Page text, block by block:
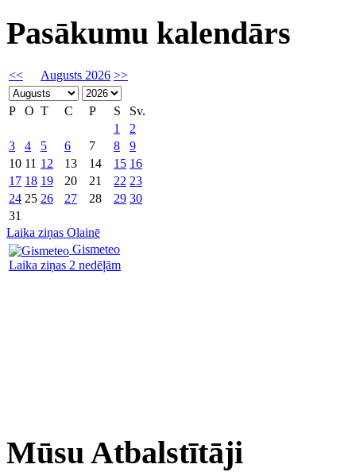
Pasākumu kalendārs
<< Augusts 2026 >>
P O T C P S
Sv.
1
2
3
4 5 6 7 8
9
10 11 12 13 14 15 16
17 18 19 20 21 22 23
24 25 26 27 28 29 30
31
Laika ziņas Olainē
Gismeteo
Laika ziņas 2 nedēļām
Mūsu Atbalstītāji